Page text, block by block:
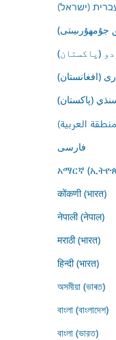
(ישראל)
جۇمھۇرىيىتى)
(پاکستان)
(افغانستان)
(پاکستان)
العربية)
فارسى
አማርኛ
कोंकणी (भारत)
नेपाली (नेपाल)
मराठी (भारत)
हिन्दी (भारत)
অসমীয়া (ভাৰত)
বাংলা (বাংলাদেশ)
বাংলা (ভারত)